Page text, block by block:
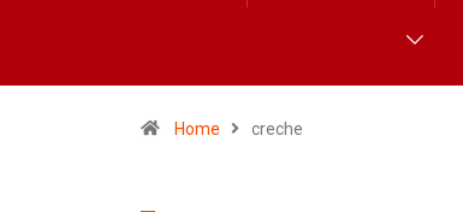
Home creche